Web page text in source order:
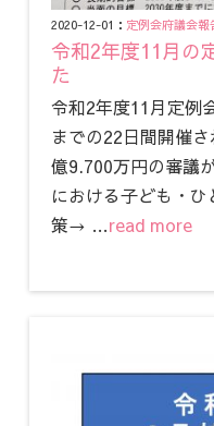
2020-12-01： 定例会府議会報
令和2年度11月の
た
令和2年度11月定例
までの22日間開催
億9.700万円の審議
における子ども・
策→ …read more